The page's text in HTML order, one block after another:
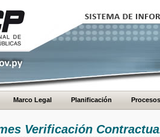
Marco Legal Planificación Procesos
Verificación